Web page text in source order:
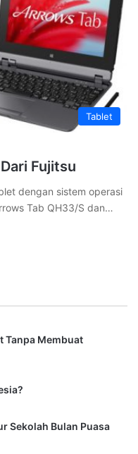
Tablet
Fujitsu
dengan sistem operasi
Tab QH33/S dan…
Tanpa Membuat
Sekolah Bulan Puasa